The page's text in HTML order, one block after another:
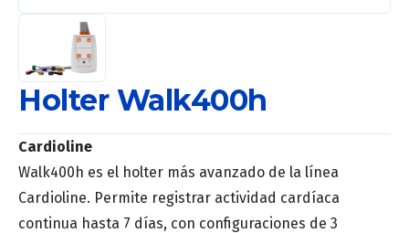
Holter Walk400h
Cardioline
Walk400h es el holter más avanzado de la línea
Cardioline. Permite registrar actividad cardíaca
continua hasta 7 días, con configuraciones de 3